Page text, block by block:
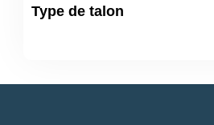
Type de talon